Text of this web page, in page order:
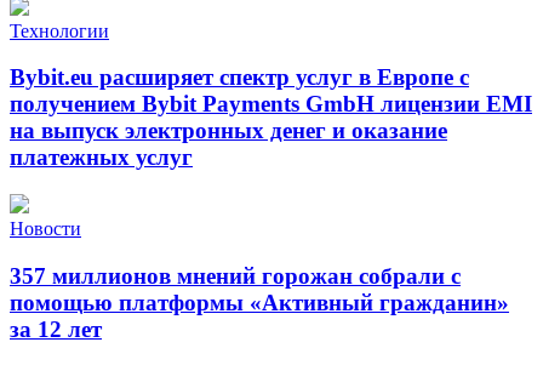
Технологии
Bybit.eu расширяет спектр услуг в Европе с
получением Bybit Payments GmbH лицензии EMI
на выпуск электронных денег и оказание
платежных услуг
Новости
357 миллионов мнений горожан собрали с
помощью платформы «Активный гражданин»
за 12 лет